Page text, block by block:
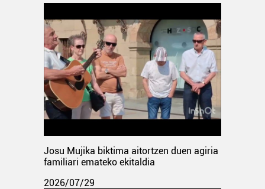
Josu Mujika biktima aitortzen duen agiria
familiari emateko ekitaldia
2026/07/29